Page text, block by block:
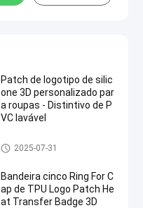
Patch de logotipo de silic
one 3D personalizado par
a roupas - Distintivo de P
VC lavável
Etiquetas de borracha da roup
a
2025-07-31
Bandeira cinco Ring For C
ap de TPU Logo Patch He
at Transfer Badge 3D